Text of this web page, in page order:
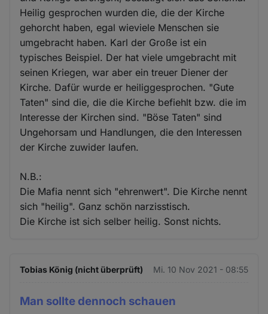
Heilig gesprochen wurden die, die der Kirche
gehorcht haben, egal wieviele Menschen sie
umgebracht haben. Karl der Große ist ein
typisches Beispiel. Der hat viele umgebracht mit
seinen Kriegen, war aber ein treuer Diener der
Kirche. Dafür wurde er heiliggesprochen. "Gute
Taten" sind die, die die Kirche befiehlt bzw. die im
Interesse der Kirchen sind. "Böse Taten" sind
Ungehorsam und Handlungen, die den Interessen
der Kirche zuwider laufen.
N.B.:
Die Mafia nennt sich "ehrenwert". Die Kirche nennt
sich "heilig". Ganz schön narzisstisch.
Die Kirche ist sich selber heilig. Sonst nichts.
Tobias König (nicht überprüft) Mi. 10 Nov 2021 - 08:55
Man sollte dennoch schauen